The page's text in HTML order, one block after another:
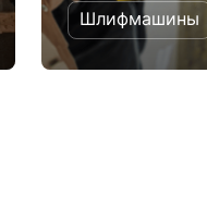
Шлифмашины